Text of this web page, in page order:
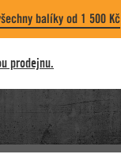
balíky od 1 500 Kč
prodejnu.